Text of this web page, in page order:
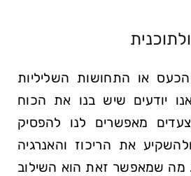
או התחושות השליליות
יודעים שיש בנו את הכוח
מאפשרים לנו להפסיק
את הריכוז והאנרגיה
מה שמאפשר זאת הוא השילוב